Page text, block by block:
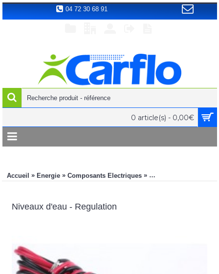
04 72 30 68 91
0 article(s) - 0,00€
Accueil »Energie »Composants Electriques » Niveaux d'eau -
Niveaux d'eau - Regulation